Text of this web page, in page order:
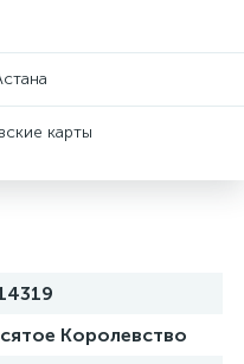
карты
Королевство